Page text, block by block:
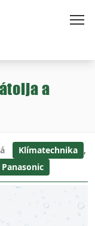
a
Klímatechnika ,
Panasonic